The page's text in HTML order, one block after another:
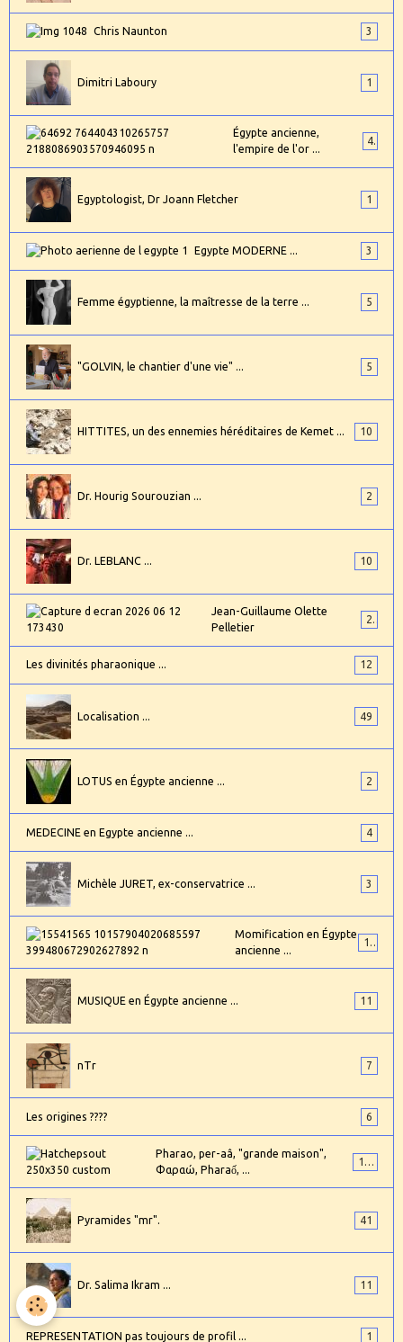
Chris Naunton 3
Dimitri Laboury 1
Égypte ancienne,
l'empire de l'or ...
4
Egyptologist, Dr Joann Fletcher 1
Egypte MODERNE ... 3
Femme égyptienne, la maîtresse de la terre ... 5
"GOLVIN, le chantier d'une vie" ... 5
HITTITES, un des ennemies héréditaires de Kemet ... 10
Dr. Hourig Sourouzian ... 2
Dr. LEBLANC ... 10
Jean-Guillaume Olette
Pelletier
2
Les divinités pharaonique ... 12
Localisation ... 49
LOTUS en Égypte ancienne ... 2
MEDECINE en Egypte ancienne ... 4
Michèle JURET, ex-conservatrice ... 3
Momification en Égypte
ancienne ...
17
MUSIQUE en Égypte ancienne ... 11
nTr 7
Les origines ???? 6
Pharao, per-aâ, "grande maison",
Φαραώ, Pharaố, ...
101
Pyramides "mr". 41
Dr. Salima Ikram ... 11
REPRESENTATION pas toujours de profil ... 1